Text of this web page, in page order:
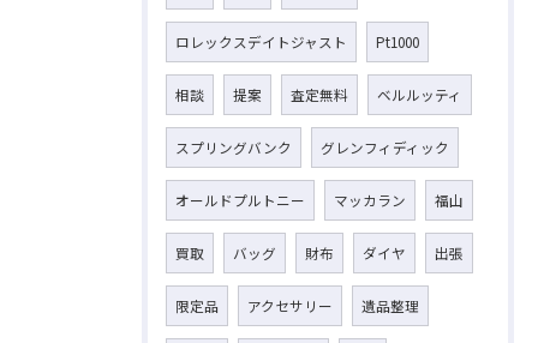
ロレックスデイトジャスト Pt1000
相談 提案 査定無料 ベルルッティ
スプリングバンク グレンフィディック
オールドプルトニー マッカラン 福山
買取 バッグ 財布 ダイヤ 出張
限定品 アクセサリー 遺品整理